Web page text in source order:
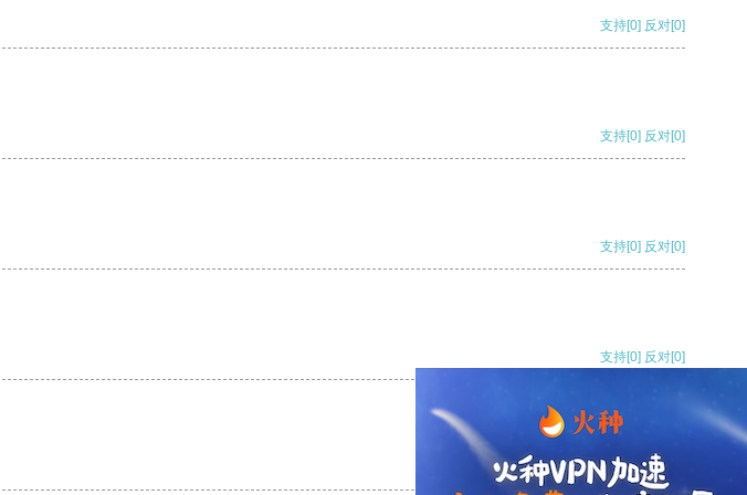
支持[0] 反对[0]
支持[0] 反对[0]
支持[0] 反对[0]
支持[0] 反对[0]
支持[0] 反对